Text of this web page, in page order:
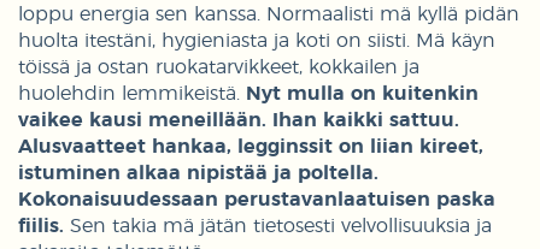
loppu energia sen kanssa. Normaalisti mä kyllä pidän
huolta itestäni, hygieniasta ja koti on siisti. Mä käyn
töissä ja ostan ruokatarvikkeet, kokkailen ja
huolehdin lemmikeistä.
Nyt mulla on kuitenkin
vaikee kausi meneillään. Ihan kaikki sattuu.
Alusvaatteet hankaa, legginssit on liian kireet,
istuminen alkaa nipistää ja poltella.
Kokonaisuudessaan perustavanlaatuisen paska
fiilis. Sen takia mä jätän tietosesti velvollisuuksia ja